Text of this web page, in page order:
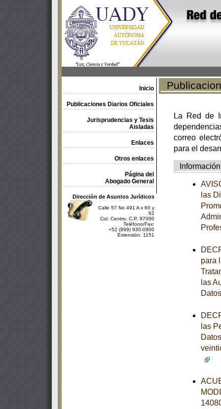
Inicio
Publicaciones Diarios Oficiales
Jurisprudencias y Tesis
Aisladas
Enlaces
Otros enlaces
Página del
Abogado General
Dirección de Asuntos Jurídicos
Calle 57 No 491 A x 60 y
62
Col. Centro, C.P. 97000
Teléfono/Fax:
+52 (999) 930-0900
Extensión: 1151
La Red de
correo
para el
Información
las
para
las
las